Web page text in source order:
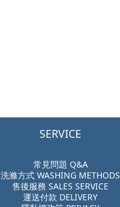
SERVICE
常見問題 Q&A
洗滌方式 WASHING METHODS
售後服務 SALES SERVICE
運送付款 DELIVERY